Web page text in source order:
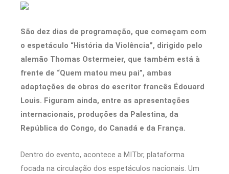
São dez dias de programação, que começam com
o espetáculo “História da Violência”, dirigido pelo
alemão Thomas Ostermeier, que também está à
frente de “Quem matou meu pai”, ambas
adaptações de obras do escritor francês Édouard
Louis. Figuram ainda, entre as apresentações
internacionais, produções da Palestina, da
República do Congo, do Canadá e da França.
Dentro do evento, acontece a MITbr, plataforma
focada na circulação dos espetáculos nacionais. Um